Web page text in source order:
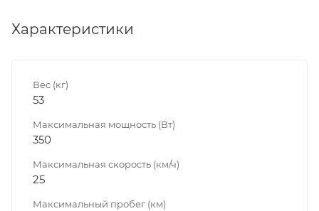
Характеристики
Вес (кг)
53
Максимальная мощность (Вт)
350
Максимальная скорость (км/ч)
25
Максимальный пробег (км)